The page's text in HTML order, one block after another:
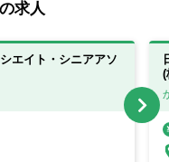
求人
エイト・シニアアソ
(